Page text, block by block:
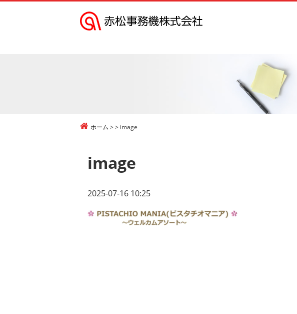
会 ホーム image
image
2025-07-16 10:25